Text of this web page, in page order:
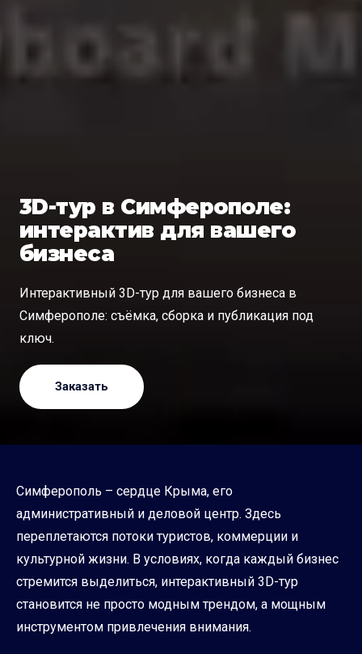
3D-тур в Симферополе:
интерактив для вашего
бизнеса
Интерактивный 3D-тур для вашего бизнеса в
Симферополе: съёмка, сборка и публикация под
ключ.
Заказать
Симферополь – сердце Крыма, его
административный и деловой центр. Здесь
переплетаются потоки туристов, коммерции и
культурной жизни. В условиях, когда каждый бизнес
стремится выделиться, интерактивный 3D-тур
становится не просто модным трендом, а мощным
инструментом привлечения внимания.